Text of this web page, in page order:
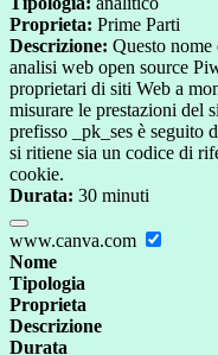
Proprieta: Prime Parti
Descrizione: Questo nome
analisi web open source
proprietari di siti Web a
misurare le prestazioni del
prefisso _pk_ses è seguito
si ritiene sia un codice di
cookie.
Durata: 30 minuti
www.canva.com
Nome
Tipologia
Proprieta
Descrizione
Durata